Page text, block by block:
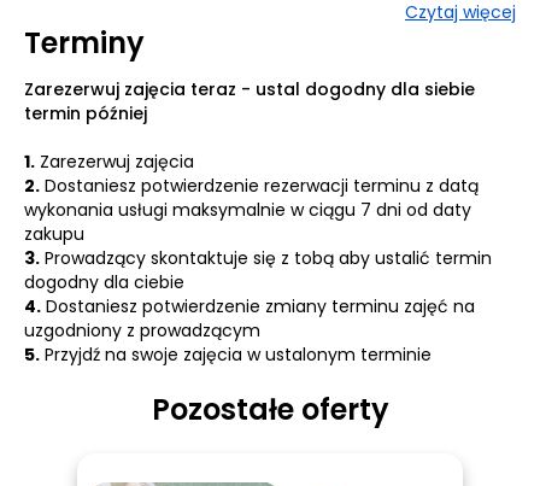
Jako trenerka mentalna i edukatorka tworzę przestrzenie,
w których można się zatrzymać, złapać głębszy oddech i
na nowo zobaczyć, czego naprawdę chcesz – i co Cię do
tego zbliża.
świadomie, działać z lekkością i budować życie, które
naprawdę jest ich. Pomagam złapać balans, odzyskać
kierunek i znów zaufać sobie
Pracuje w myśl słów Walta Disneya "Jeśli potrafisz o
czymś marzyć, potrafisz także tego dokonać".
A Ty o czym marzysz?
Czytaj więcej
Terminy
Zarezerwuj zajęcia teraz - ustal dogodny dla siebie
termin później
1. Zarezerwuj zajęcia
2. Dostaniesz potwierdzenie rezerwacji terminu z datą
wykonania usługi maksymalnie w ciągu 7 dni od daty
zakupu
3. Prowadzący skontaktuje się z tobą aby ustalić termin
dogodny dla ciebie
4. Dostaniesz potwierdzenie zmiany terminu zajęć na
uzgodniony z prowadzącym
5. Przyjdź na swoje zajęcia w ustalonym terminie
Pozostałe oferty